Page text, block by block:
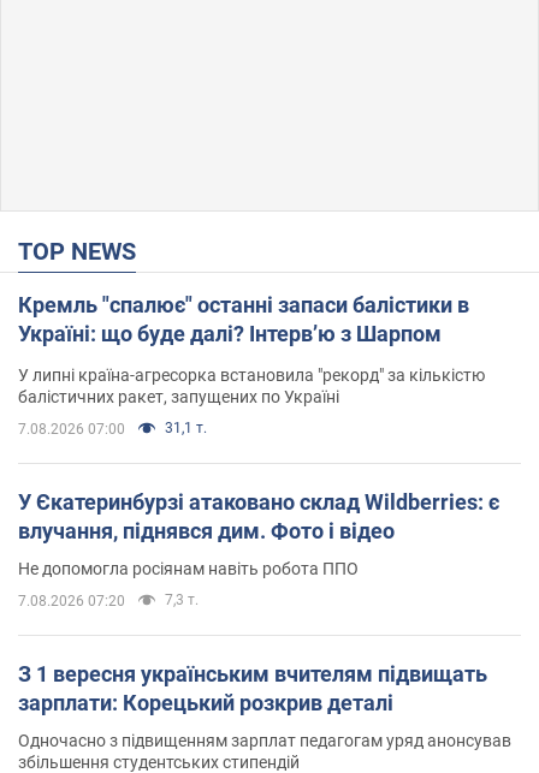
TOP NEWS
Кремль "спалює" останні запаси балістики в
Україні: що буде далі? Інтерв’ю з Шарпом
У липні країна-агресорка встановила "рекорд" за кількістю
балістичних ракет, запущених по Україні
7.08.2026 07:00 31,1 т.
У Єкатеринбурзі атаковано склад Wildberries: є
влучання, піднявся дим. Фото і відео
Не допомогла росіянам навіть робота ППО
7.08.2026 07:20 7,3 т.
З 1 вересня українським вчителям підвищать
зарплати: Корецький розкрив деталі
Одночасно з підвищенням зарплат педагогам уряд анонсував
збільшення студентських стипендій